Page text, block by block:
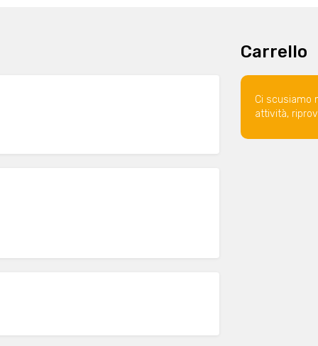
Carrello
Ci scusiamo
attività,